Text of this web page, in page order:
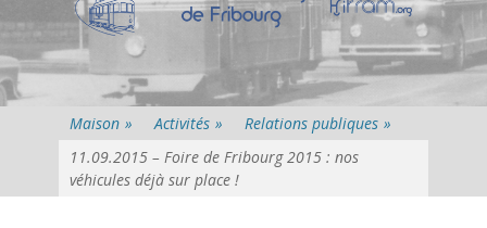
Maison » Activités » Relations publiques »
11.09.2015 – Foire de Fribourg 2015 : nos
véhicules déjà sur place !